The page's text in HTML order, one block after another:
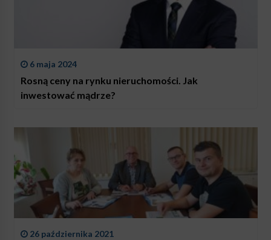
6 maja 2024
Rosną ceny na rynku nieruchomości. Jak
inwestować mądrze?
26 października 2021